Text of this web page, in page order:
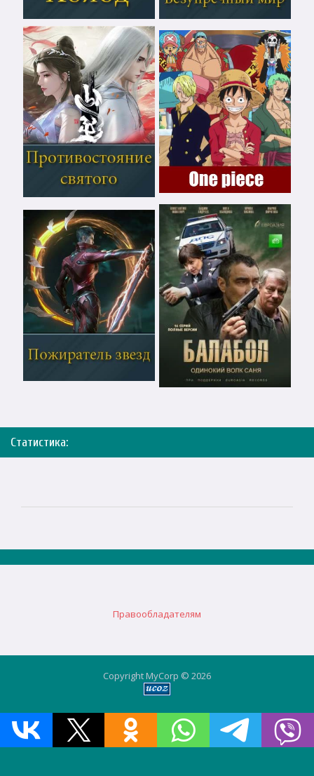
Статистика:
Правообладателям
Copyright MyCorp © 2026